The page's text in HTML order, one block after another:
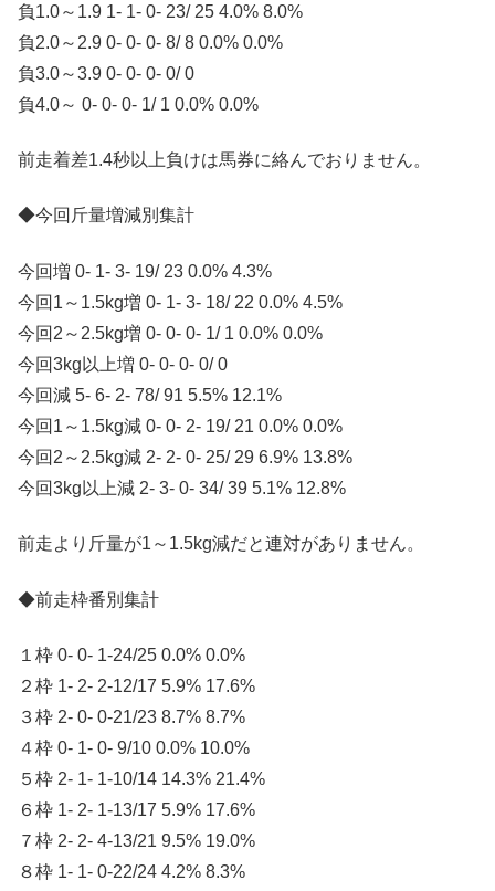
負1.0～1.9 1- 1- 0- 23/ 25 4.0% 8.0%
負2.0～2.9 0- 0- 0- 8/ 8 0.0% 0.0%
負3.0～3.9 0- 0- 0- 0/ 0
負4.0～ 0- 0- 0- 1/ 1 0.0% 0.0%
前走着差1.4秒以上負けは馬券に絡んでおりません。
◆今回斤量増減別集計
今回増 0- 1- 3- 19/ 23 0.0% 4.3%
今回1～1.5kg増 0- 1- 3- 18/ 22 0.0% 4.5%
今回2～2.5kg増 0- 0- 0- 1/ 1 0.0% 0.0%
今回3kg以上増 0- 0- 0- 0/ 0
今回減 5- 6- 2- 78/ 91 5.5% 12.1%
今回1～1.5kg減 0- 0- 2- 19/ 21 0.0% 0.0%
今回2～2.5kg減 2- 2- 0- 25/ 29 6.9% 13.8%
今回3kg以上減 2- 3- 0- 34/ 39 5.1% 12.8%
前走より斤量が1～1.5kg減だと連対がありません。
◆前走枠番別集計
１枠 0- 0- 1-24/25 0.0% 0.0%
２枠 1- 2- 2-12/17 5.9% 17.6%
３枠 2- 0- 0-21/23 8.7% 8.7%
４枠 0- 1- 0- 9/10 0.0% 10.0%
５枠 2- 1- 1-10/14 14.3% 21.4%
６枠 1- 2- 1-13/17 5.9% 17.6%
７枠 2- 2- 4-13/21 9.5% 19.0%
８枠 1- 1- 0-22/24 4.2% 8.3%